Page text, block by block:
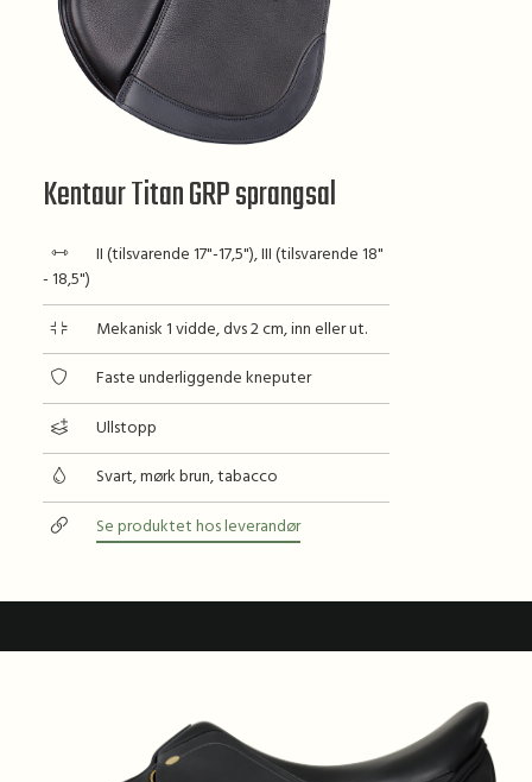
Kentaur Titan GRP sprangsal
II (tilsvarende 17"-17,5"), III (tilsvarende 18"
- 18,5")
Mekanisk 1 vidde, dvs 2 cm, inn eller ut.
Faste underliggende kneputer
Ullstopp
Svart, mørk brun, tabacco
Se produktet hos leverandør